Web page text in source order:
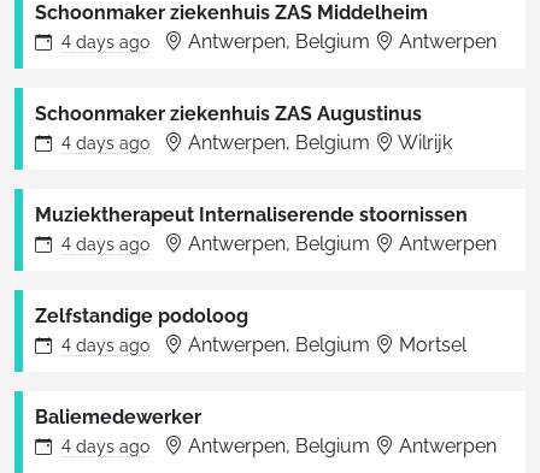
Schoonmaker ziekenhuis ZAS Middelheim
4 days ago Antwerpen, Belgium Antwerpen
Schoonmaker ziekenhuis ZAS Augustinus
4 days ago Antwerpen, Belgium Wilrijk
Muziektherapeut Internaliserende stoornissen
4 days ago Antwerpen, Belgium Antwerpen
Zelfstandige podoloog
4 days ago Antwerpen, Belgium Mortsel
Baliemedewerker
4 days ago Antwerpen, Belgium Antwerpen